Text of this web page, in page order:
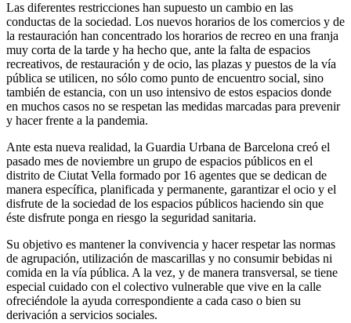
Las diferentes restricciones han supuesto un cambio en las
conductas de la sociedad. Los nuevos horarios de los comercios y de
la restauración han concentrado los horarios de recreo en una franja
muy corta de la tarde y ha hecho que, ante la falta de espacios
recreativos, de restauración y de ocio, las plazas y puestos de la vía
pública se utilicen, no sólo como punto de encuentro social, sino
también de estancia, con un uso intensivo de estos espacios donde
en muchos casos no se respetan las medidas marcadas para prevenir
y hacer frente a la pandemia.
Ante esta nueva realidad, la Guardia Urbana de Barcelona creó el
pasado mes de noviembre un grupo de espacios públicos en el
distrito de Ciutat Vella formado por 16 agentes que se dedican de
manera específica, planificada y permanente, garantizar el ocio y el
disfrute de la sociedad de los espacios públicos haciendo sin que
éste disfrute ponga en riesgo la seguridad sanitaria.
Su objetivo es mantener la convivencia y hacer respetar las normas
de agrupación, utilización de mascarillas y no consumir bebidas ni
comida en la vía pública. A la vez, y de manera transversal, se tiene
especial cuidado con el colectivo vulnerable que vive en la calle
ofreciéndole la ayuda correspondiente a cada caso o bien su
derivación a servicios sociales.